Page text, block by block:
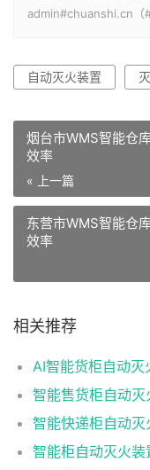
admin#chuanshi.cn（#
自动灭火装置
烟台市WMS智能仓
效率
« 上一篇
东营市WMS智能仓
效率
相关推荐
AI智能货柜自动灭
智能售货柜自动灭
智能快递柜自动灭
智能柜自动灭火装